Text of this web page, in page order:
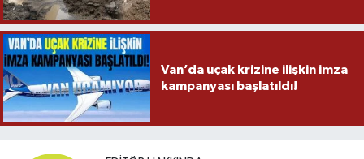
Van’da uçak krizine ilişkin imza
kampanyası başlatıldı!